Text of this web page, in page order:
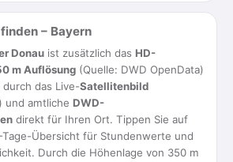
– Bayern
Donau ist zusätzlich das HD-
m Auflösung (Quelle: DWD OpenData)
das Live-Satellitenbild
und amtliche DWD-
direkt für Ihren Ort. Tippen Sie auf
Übersicht für Stundenwerte und
Durch die Höhenlage von 350 m